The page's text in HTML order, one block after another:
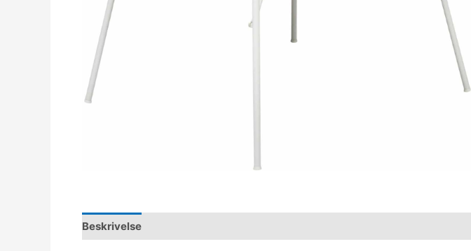
Beskrivelse